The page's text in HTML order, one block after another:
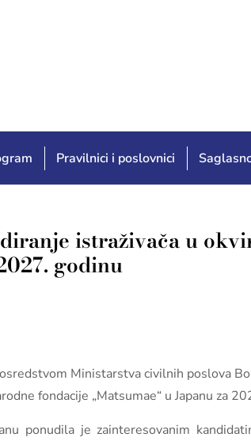
Pravilnici i poslovnici
istraživača u
godinu
Ministarstva civilnih poslova
fondacije „Matsumae“ u Japanu za
ponudila je zainteresovanim